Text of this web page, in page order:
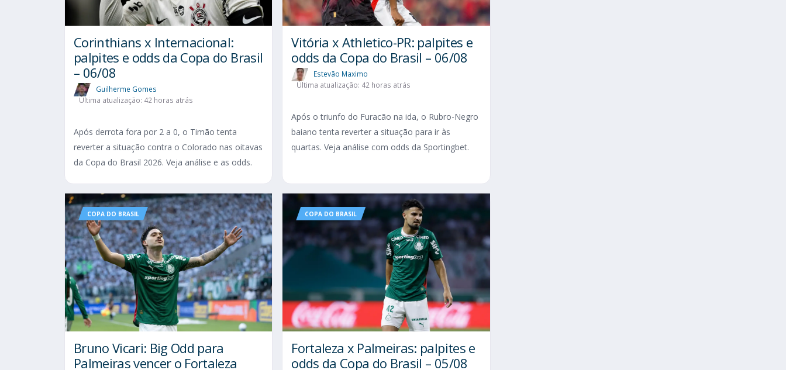
Corinthians x Internacional:
palpites e odds da Copa do Brasil
– 06/08
Guilherme Gomes
Última atualização: 42 horas atrás
Após derrota fora por 2 a 0, o Timão tenta
reverter a situação contra o Colorado nas oitavas
da Copa do Brasil 2026. Veja análise e as odds.
Vitória x Athletico-PR: palpites e
odds da Copa do Brasil – 06/08
Estevão Maximo
Última atualização: 42 horas atrás
Após o triunfo do Furacão na ida, o Rubro-Negro
baiano tenta reverter a situação para ir às
quartas. Veja análise com odds da Sportingbet.
COPA DO BRASIL
Bruno Vicari: Big Odd para
Palmeiras vencer o Fortaleza
COPA DO BRASIL
Fortaleza x Palmeiras: palpites e
odds da Copa do Brasil – 05/08